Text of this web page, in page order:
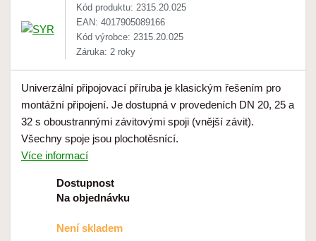
Kód produktu: 2315.20.025
EAN: 4017905089166
Kód výrobce: 2315.20.025
Záruka: 2 roky
Univerzální připojovací příruba je klasickým řešením pro
montážní připojení. Je dostupná v provedeních DN 20, 25 a
32 s oboustrannými závitovými spoji (vnější závit).
Všechny spoje jsou plochotěsnící.
Více informací
Dostupnost
Na objednávku
Není skladem